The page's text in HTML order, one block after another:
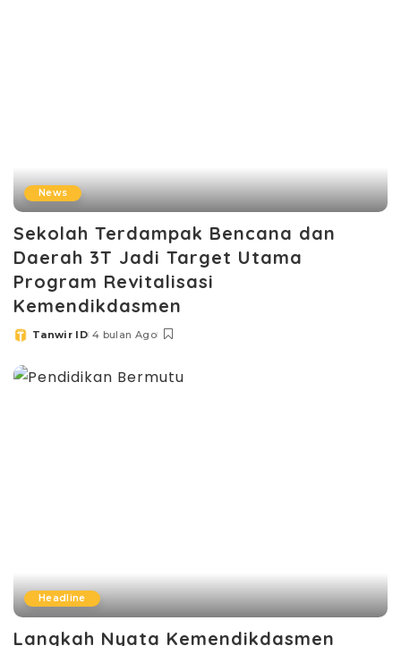
News
Sekolah Terdampak Bencana dan
Daerah 3T Jadi Target Utama
Program Revitalisasi
Kemendikdasmen
Posted
Tanwir ID 4 bulan Ago
Headline
Langkah Nyata Kemendikdasmen